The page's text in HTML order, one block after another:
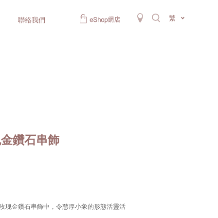
聯絡我們 繁
鑽石串飾
瑰金鑽石串飾中，令憨厚小象的形態活靈活